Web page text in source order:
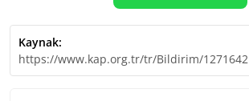
Kaynak:
https://www.kap.org.tr/tr/Bildirim/1271642